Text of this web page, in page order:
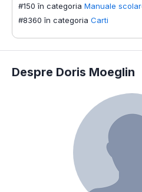
#150 în categoria Manuale
#8360 în categoria Carti
Despre Doris Moeglin